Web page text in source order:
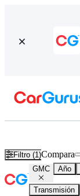
Filtro (1)Compara
GMC Año
Transmisión